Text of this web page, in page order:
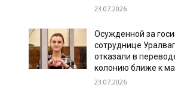
23.07.2026
Осужденной за
сотруднице
отказали в
колонию ближе к
23.07.2026